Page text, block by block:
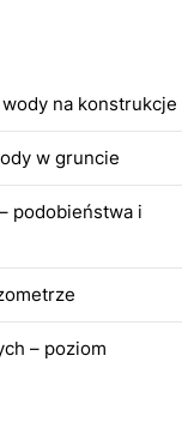
na konstrukcje
w gruncie
podobieństwa i
– poziom